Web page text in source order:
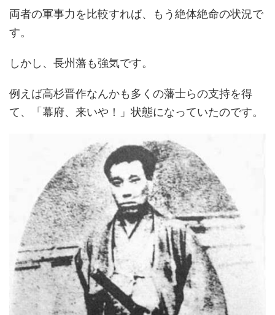
両者の軍事力を比較すれば、もう絶体絶命の状況で
す。
しかし、長州藩も強気です。
例えば高杉晋作なんかも多くの藩士らの支持を得
て、「幕府、来いや！」状態になっていたのです。